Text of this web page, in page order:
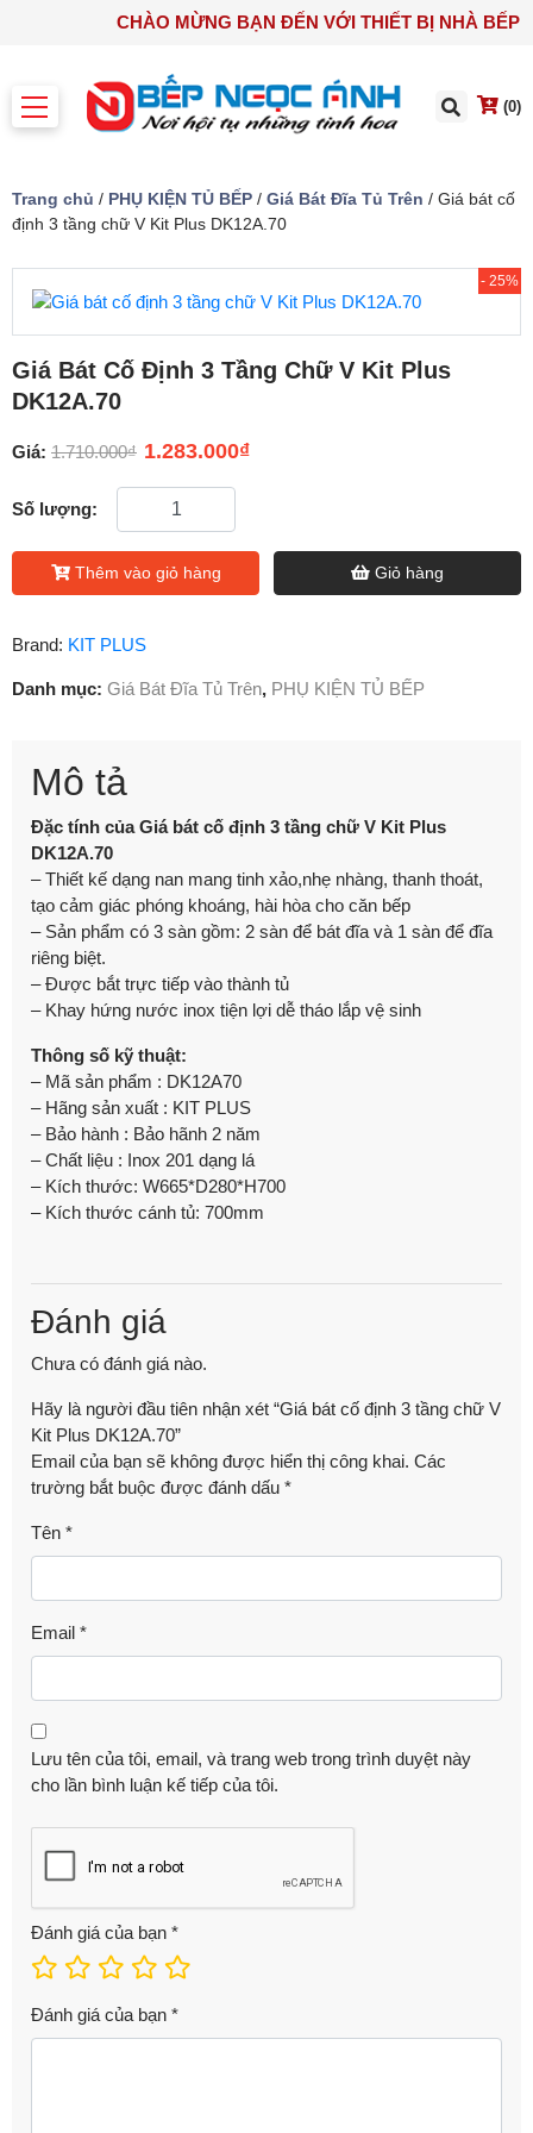
CHÀO MỪNG BẠN ĐẾN VỚI THIẾT BỊ NHÀ
(0)
Trang chủ / PHỤ KIỆN TỦ BẾP / Giá Bát Đĩa Tủ Trên / Giá bát cố
định 3 tầng chữ V Kit Plus DK12A.70
- 25%
Giá Bát Cố Định 3 Tầng Chữ V Kit Plus
DK12A.70
Giá: 1.710.000₫ 1.283.000₫
Số lượng:
Thêm vào giỏ hàng Giỏ hàng
Brand: KIT PLUS
Danh mục: Giá Bát Đĩa Tủ Trên, PHỤ KIỆN TỦ BẾP
Mô tả
Đặc tính của Giá bát cố định 3 tầng chữ V Kit Plus
DK12A.70
– Thiết kế dạng nan mang tinh xảo,nhẹ nhàng, thanh thoát,
tạo cảm giác phóng khoáng, hài hòa cho căn bếp
– Sản phẩm có 3 sàn gồm: 2 sàn để bát đĩa và 1 sàn để đĩa
riêng biệt.
– Được bắt trực tiếp vào thành tủ
– Khay hứng nước inox tiện lợi dễ tháo lắp vệ sinh
Thông số kỹ thuật:
– Mã sản phẩm : DK12A70
– Hãng sản xuất : KIT PLUS
– Bảo hành : Bảo hãnh 2 năm
– Chất liệu : Inox 201 dạng lá
– Kích thước: W665*D280*H700
– Kích thước cánh tủ: 700mm
Đánh giá
Chưa có đánh giá nào.
Hãy là người đầu tiên nhận xét “Giá bát cố định 3 tầng chữ V
Kit Plus DK12A.70”
Email của bạn sẽ không được hiển thị công khai. Các
trường bắt buộc được đánh dấu *
Tên *
Email *
Lưu tên của tôi, email, và trang web trong trình duyệt này
cho lần bình luận kế tiếp của tôi.
Đánh giá của bạn *
Đánh giá của bạn *